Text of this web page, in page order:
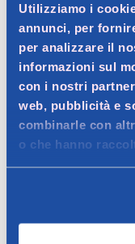
Utilizziamo i
annunci, per
per analizzare il
informazioni sul
con i nostri
web, pubblicità e
combinarle con
o che hanno
Dettagli
Descrizione
Detergente viso
Contatto del
Dettagli
Clinians Hydra
viso in modo
Avvertenze